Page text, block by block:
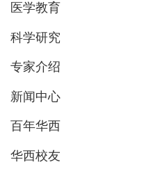
医学教育
科学研究
专家介绍
新闻中心
百年华西
华西校友